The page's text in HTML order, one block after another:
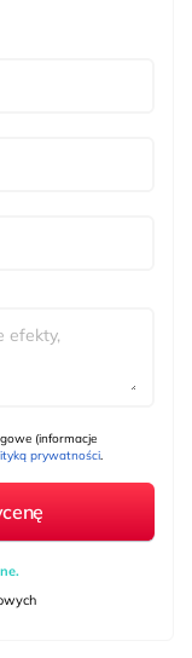
(informacje
prywatności.